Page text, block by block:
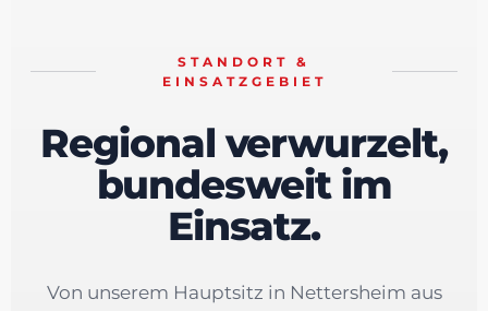
STANDORT &
EINSATZGEBIET
Regional verwurzelt,
bundesweit im
Einsatz.
Von unserem Hauptsitz in Nettersheim aus